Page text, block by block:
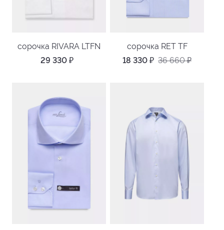
сорочка RIVARA LTFN
29 330 ₽
сорочка RET TF
18 330 ₽ 36 660₽